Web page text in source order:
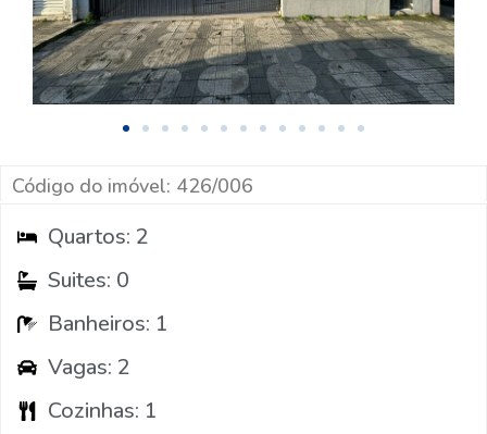
Código do imóvel: 426/006
Quartos: 2
Suites: 0
Banheiros: 1
Vagas: 2
Cozinhas: 1